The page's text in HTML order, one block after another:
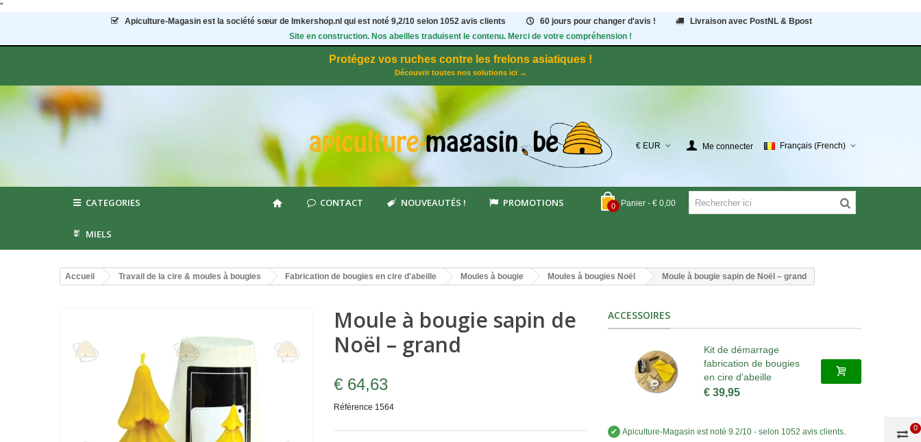
"
Apiculture-Magasin est la société sœur de Imkershop.nl qui est noté 9,2/10 selon 1052avis clients 60 jours pour changer d'avis !
Livraison avec PostNL & Bpost
Site en construction. Nos abeilles traduisent le contenu. Merci de votre compréhension !
Protégez vos ruches contre les frelons asiatiques !
Découvrir toutes nos solutions ici →
€ EUR Me connecter Français (French)
0 Panier - € 0,00
CATEGORIES CONTACT NOUVEAUTÉS ! PROMOTIONS
MIELS
Accueil Travail de la cire & moules à bougies Fabrication de bougies en cire d'abeille Moules à bougie Moules à bougies Noël Moule à bougie sapin de Noël – grand
Moule à bougie sapin de
Noël – grand
€ 64,63
Référence 1564
ACCESSOIRES
Kit de démarrage
fabrication de bougies
en cire d'abeille
€ 39,95
✔ Apiculture-Magasin est noté 9.2/10 - selon 1052 avis clients.
0